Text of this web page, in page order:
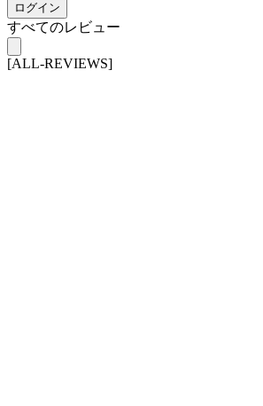
ログイン
すべてのレビュー
[ALL-REVIEWS]